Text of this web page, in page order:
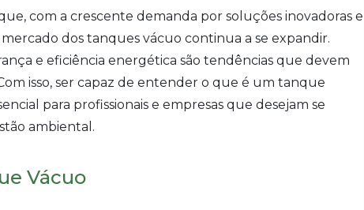
com a crescente demanda por soluções inovadoras e
dos tanques vácuo continua a se expandir.
e eficiência energética são tendências que devem
isso, ser capaz de entender o que é um tanque
para profissionais e empresas que desejam se
ambiental.
Vácuo